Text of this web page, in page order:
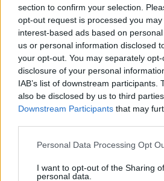
section to confirm your selection.
opt-out request is processed you
interest-based ads based on
us or personal information disclosed
your opt-out. You may separately
disclosure of your personal
IAB’s list of downstream participants.
also be disclosed by us to third
Downstream Participants that may
Please note that this website/app
not limited to your visit or usage
Personal Data Processing Opt
I want to opt-out of the Sharing
personal data.